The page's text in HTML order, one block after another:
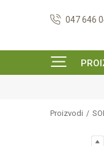
047 646
Proizvodi